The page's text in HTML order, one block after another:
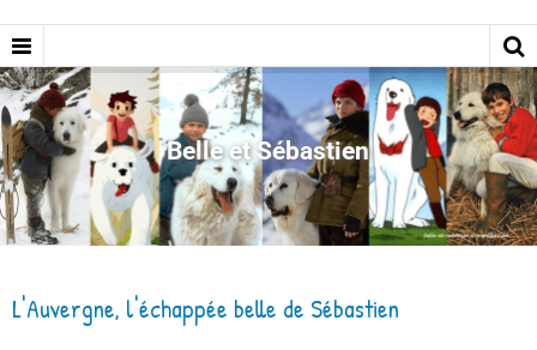
Belle et Sébastien
L'Auvergne, l'échappée belle de Sébastien